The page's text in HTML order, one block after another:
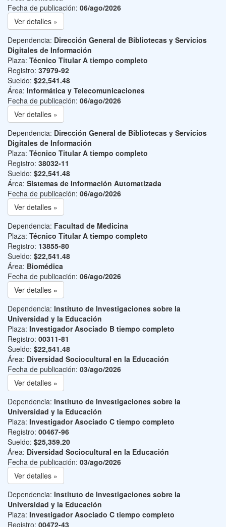
Fecha de publicación: 06/ago/2026
Ver detalles »
Dependencia: Dirección General de Bibliotecas y Servicios
Digitales de Información
Plaza: Técnico Titular A tiempo completo
Registro: 37979-92
Sueldo: $22,541.48
Área: Informática y Telecomunicaciones
Fecha de publicación: 06/ago/2026
Ver detalles »
Dependencia: Dirección General de Bibliotecas y Servicios
Digitales de Información
Plaza: Técnico Titular A tiempo completo
Registro: 38032-11
Sueldo: $22,541.48
Área: Sistemas de Información Automatizada
Fecha de publicación: 06/ago/2026
Ver detalles »
Dependencia: Facultad de Medicina
Plaza: Técnico Titular A tiempo completo
Registro: 13855-80
Sueldo: $22,541.48
Área: Biomédica
Fecha de publicación: 06/ago/2026
Ver detalles »
Dependencia: Instituto de Investigaciones sobre la
Universidad y la Educación
Plaza: Investigador Asociado B tiempo completo
Registro: 00311-81
Sueldo: $22,541.48
Área: Diversidad Sociocultural en la Educación
Fecha de publicación: 03/ago/2026
Ver detalles »
Dependencia: Instituto de Investigaciones sobre la
Universidad y la Educación
Plaza: Investigador Asociado C tiempo completo
Registro: 00467-96
Sueldo: $25,359.20
Área: Diversidad Sociocultural en la Educación
Fecha de publicación: 03/ago/2026
Ver detalles »
Dependencia: Instituto de Investigaciones sobre la
Universidad y la Educación
Plaza: Investigador Asociado C tiempo completo
Registro: 00472-43